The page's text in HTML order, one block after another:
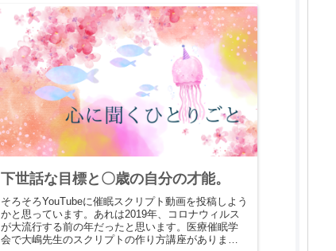
下世話な目標と〇歳の自分の才能。
そろそろYouTubeに催眠スクリプト動画を投稿しよう
かと思っています。あれは2019年、コロナウィルス
が大流行する前の年だったと思います。医療催眠学
会で大嶋先生のスクリプトの作り方講座がありまし